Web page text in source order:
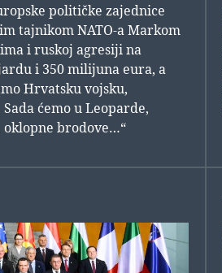
političke zajednice
tajnikom NATO-a Markom
i ruskoj agresiji na
i 350 milijuna eura, a
Hrvatsku vojsku,
ćemo u Leoparde,
brodove…“